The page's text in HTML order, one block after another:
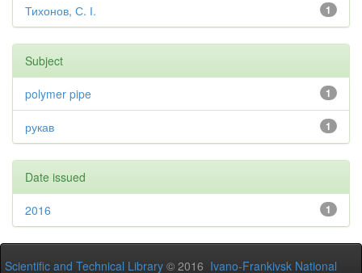
1
Тихонов, С. І.
Subject
1
polymer pipe
1
рукав
Date issued
1
2016
Scientific and Technical Library © 2016 Ivano-Frankivsk National